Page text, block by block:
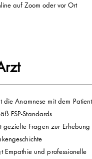
auf Zoom oder vor Ort
die Anamnese mit dem
FSP-Standards
gezielte Fragen zur Erhebung
Empathie und professionelle